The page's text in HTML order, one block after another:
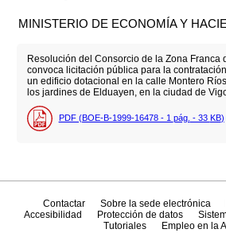
MINISTERIO DE ECONOMÍA Y
Resolución del Consorcio de la Zona Franca
convoca licitación pública para la
un edificio dotacional en la calle Montero
los jardines de Elduayen, en la ciudad de
PDF (BOE-B-1999-16478 - 1 pág. - 33 KB)
Contactar Sobre la sede electrónica
Accesibilidad
Protección de datos
Tutoriales
Empleo en la